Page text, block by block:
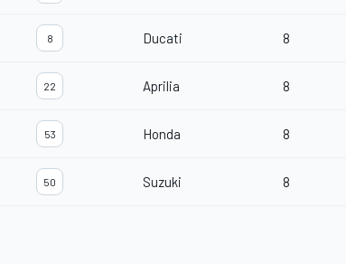
8 Ducati 8
22 Aprilia 8
53 Honda 8
50 Suzuki 8